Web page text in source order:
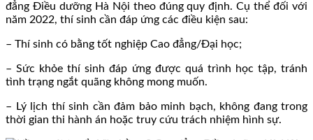
đẳng Điều dưỡng Hà Nội theo đúng quy định. Cụ thể đối với
năm 2022, thí sinh cần đáp ứng các điều kiện sau:
– Thí sinh có bằng tốt nghiệp Cao đẳng/Đại học;
– Sức khỏe thí sinh đáp ứng được quá trình học tập, tránh
tình trạng ngắt quãng không mong muốn.
– Lý lịch thí sinh cần đảm bảo minh bạch, không đang trong
thời gian thi hành án hoặc truy cứu trách nhiệm hình sự.